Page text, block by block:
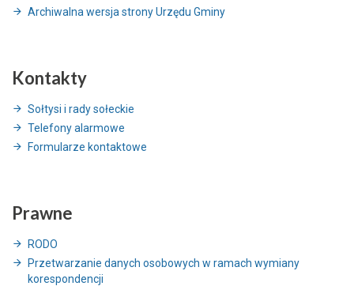
Archiwalna wersja strony Urzędu Gminy
Kontakty
Sołtysi i rady sołeckie
Telefony alarmowe
Formularze kontaktowe
Prawne
RODO
Przetwarzanie danych osobowych w ramach wymiany
korespondencji